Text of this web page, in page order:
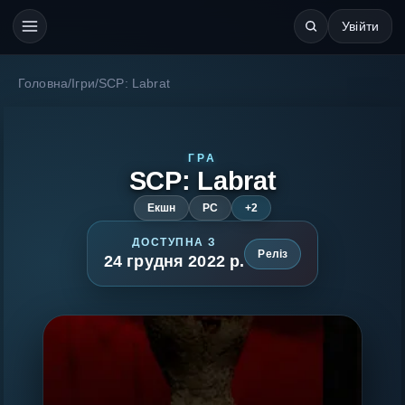
Увійти
Головна/ Ігри/SCP: Labrat
ГРА
SCP: Labrat
Екшн PC +2
ДОСТУПНА З
24 грудня 2022 р. Реліз